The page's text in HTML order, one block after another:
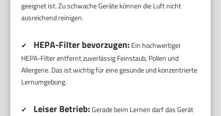
geeignet ist. Zu schwache Geräte können die Luft nicht
ausreichend reinigen.
✔ HEPA-Filter bevorzugen: Ein hochwertiger
HEPA-Filter entfernt zuverlässig Feinstaub, Pollen und
Allergene. Das ist wichtig für eine gesunde und konzentrierte
Lernumgebung.
✔ Leiser Betrieb:Gerade beim Lernen darf das Gerät